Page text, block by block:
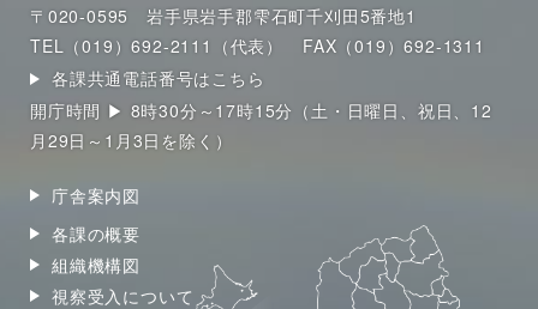
〒020-0595 岩手県岩手郡雫石町千刈田5番地1
TEL（019）692-2111（代表）
FAX（019）692-1311
各課共通電話番号はこちら
開庁時間 ▶ 8時30分～17時15分（土・日曜日、祝日、12
月29日～1月3日を除く）
庁舎案内図
各課の概要
組織機構図
視察受入について